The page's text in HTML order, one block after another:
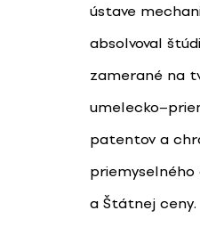
ústave
absolvoval
zamerané na
patentov a
a Štátnej ceny.